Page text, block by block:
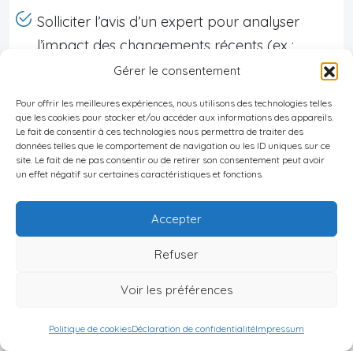
Gérer le consentement
Pour offrir les meilleures expériences, nous utilisons des technologies telles
que les cookies pour stocker et/ou accéder aux informations des appareils.
Le fait de consentir à ces technologies nous permettra de traiter des
données telles que le comportement de navigation ou les ID uniques sur ce
site. Le fait de ne pas consentir ou de retirer son consentement peut avoir
un effet négatif sur certaines caractéristiques et fonctions.
Accepter
Refuser
Voir les préférences
Politique de cookiesDéclaration de confidentialitéImpressum
Solliciter l’avis d’un expert pour analyser
l’impact des changements récents (ex :
extension de l’exit tax, renforcement du
Stratégies de diversification des actifs
La diversification des actifs doit tenir compte des
spécificités du marché irlandais (taux d’imposition
des sociétés, fiscalité des dividendes, régimes de
Liste des stratégies pertinentes :